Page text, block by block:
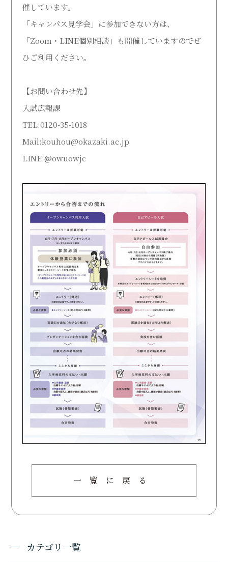
催しています。
「キャンパス見学会」に参加できない方は、
「Zoom・LINE個別相談」も開催していますのでぜ
ひご利用ください。
【お問い合わせ先】
入試広報課
TEL:0120-35-1018
Mail:kouhou@okazaki.ac.jp
LINE:@owuowjc
一覧に戻る
カテゴリ一覧